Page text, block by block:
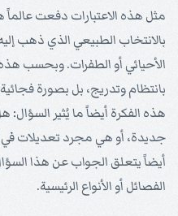
مثل هذه الاعتبارات دفعت عالماً
بالانتخاب الطبيعي الذي ذهب
الأحيائي أو الطفرات. وبحسب
بانتظام وتدريج، بل بصورة
هذه الفكرة أيضاً ما يُثير
جديدة، أو هي مجرد تعديلات في
أيضاً يتعلق الجواب عن هذا
الفصائل أو الأنواع الرئيسية.